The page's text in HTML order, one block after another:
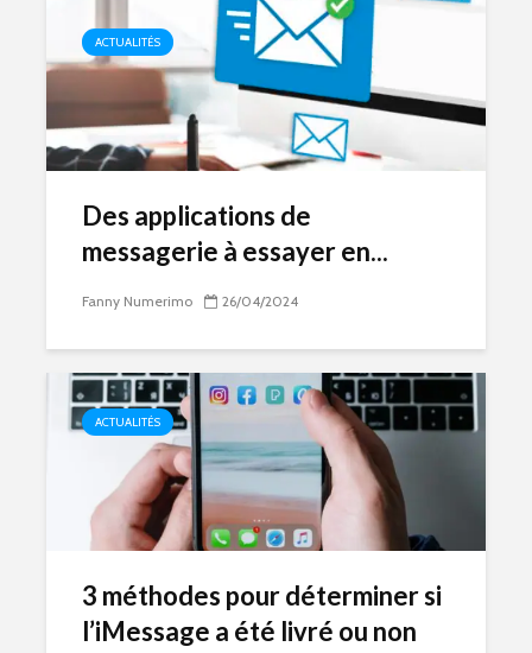
ACTUALITÉS
Des applications de
messagerie à essayer en...
Fanny Numerimo 26/04/2024
ACTUALITÉS
3 méthodes pour déterminer si
l’iMessage a été livré ou non